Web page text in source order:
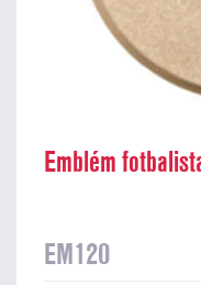
Emblém
EM120